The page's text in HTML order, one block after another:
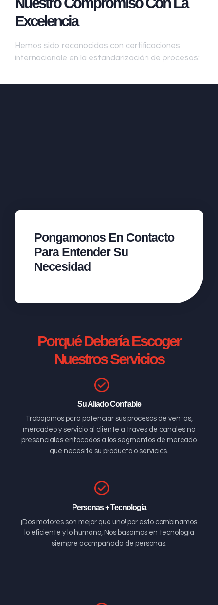
Excelencia
Hemos sido reconocidos con certificaciones
internacionale en la estandarización de procesos:
Pongamonos En Contacto
Para Entender Su
Necesidad
Porqué Debería Escoger
Nuestros Servicios
Su Aliado Confiable
Trabajamos para potenciar sus procesos de ventas,
mercadeo y servicio al cliente a través de canales no
presenciales enfocados a los segmentos de mercado
que necesite su producto o servicios.
Personas + Tecnología
¡Dos motores son mejor que uno! por esto combinamos
lo eficiente y lo humano, Nos basamos en tecnología
siempre acompañada de personas.